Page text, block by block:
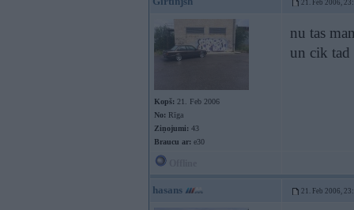
21. Feb 2006,
Kopš: 21. Feb 2006
No: Rīga
Ziņojumi: 43
Braucu ar: e30
nu tas
un cik
hasans 21. Feb 2006,